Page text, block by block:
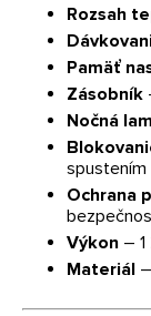
Rozsah
Pamäť
Zásobník
Nočná
spustením
Ochrana
Výkon –
Materiál